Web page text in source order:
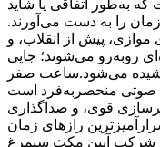
به‌طور اتفاقی یا شاید
را به دست می‌آورند.
موازی، پیش از انقلاب، و
روبه‌رو می‌شوند؛ جایی
می‌شود.ساعت صفر
صوتی منحصر‌به‌فرد است
قوی، و صداگذاری
رازهای زمان
شرکت آیین مکث سیمرغ